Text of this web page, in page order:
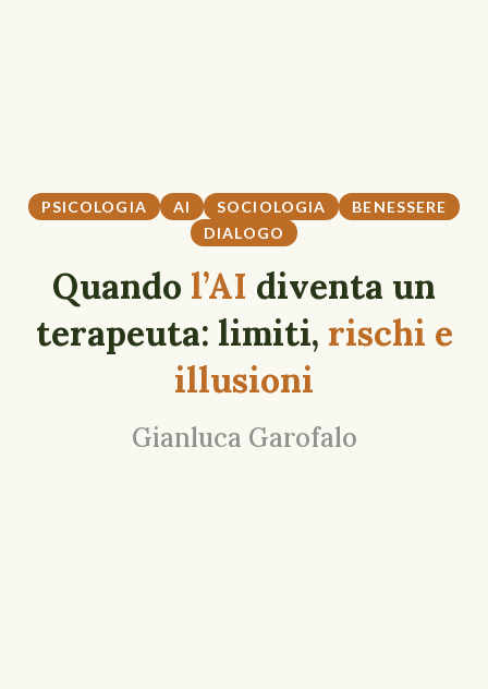
PSICOLOGIA AI SOCIOLOGIA
BENESSERE
DIALOGO
Quando l’AI diventa un
terapeuta: limiti, rischi e
illusioni
Gianluca Garofalo